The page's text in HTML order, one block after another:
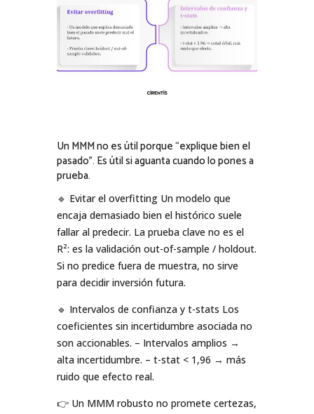
Un MMM no es útil porque “explique bien el
pasado”. Es útil si aguanta cuando lo pones a
prueba.
🔹 Evitar el overfitting Un modelo que
encaja demasiado bien el histórico suele
fallar al predecir. La prueba clave no es el
R²: es la validación out-of-sample / holdout.
Si no predice fuera de muestra, no sirve
para decidir inversión futura.
🔹 Intervalos de confianza y t-stats Los
coeficientes sin incertidumbre asociada no
son accionables. – Intervalos amplios →
alta incertidumbre. – t-stat < 1,96 → más
ruido que efecto real.
👉 Un MMM robusto no promete certezas,